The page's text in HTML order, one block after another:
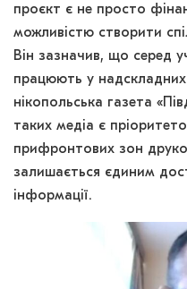
проєкт є не просто
можливістю створити
Він зазначив, що серед
працюють у
нікопольська газета
таких медіа є
прифронтових зон
залишається єдиним
інформації.